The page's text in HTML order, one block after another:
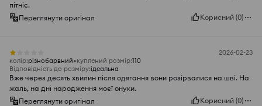
пітніє.
Переглянути оригінал
Корисний (0)
2026-02-23
колір:різнобарвний куплений розмір:110
Відповідність до розміру:ідеальна
Вже через десять хвилин після одягання вони розірвалися на шві. На
жаль, на дні народження моєї онуки.
Переглянути оригінал
Корисний (0)